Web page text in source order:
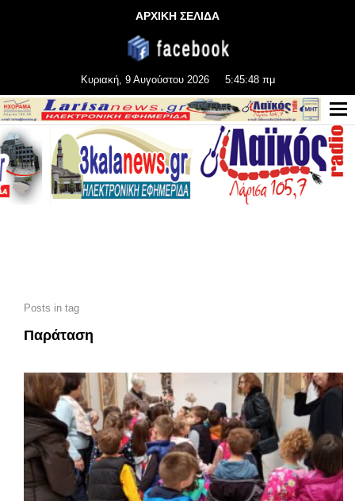
ΑΡΧΙΚΗ ΣΕΛΙΔΑ
Κυριακή, 9 Αυγούστου 2026 5:45:50 πμ
Posts in tag
Παράταση